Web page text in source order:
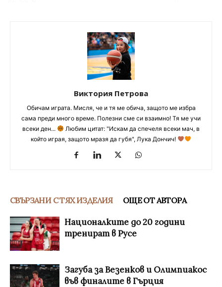
Виктория Петрова
Обичам играта. Мисля, че и тя ме обича, защото ме избра
сама преди много време. Полезни сме си взаимно! Тя ме учи
всеки ден...
Любим цитат: "Искам да спечеля всеки мач, в
който играя, защото мразя да губя", Лука Дончич!
СВЪРЗАНИ С ТЯХ ИЗДЕЛИЯ ОЩЕ ОТ АВТОРА
Националките до 20 години
тренират в Русе
Загуба за Везенков и Олимпиакос
във финалите в Гърция